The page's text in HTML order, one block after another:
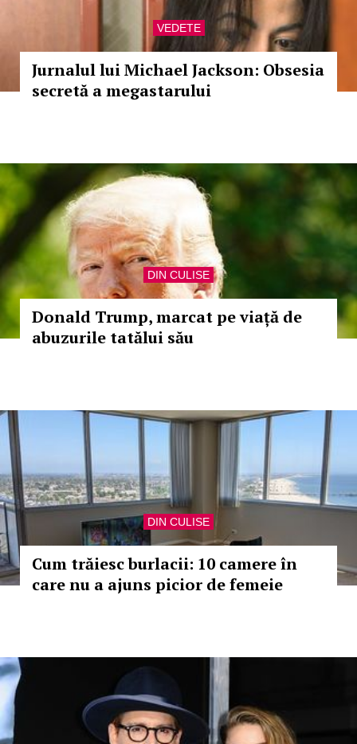
VEDETE
Jurnalul lui Michael Jackson: Obsesia
secretă a megastarului
DIN CULISE
Donald Trump, marcat pe viață de
abuzurile tatălui său
DIN CULISE
Cum trăiesc burlacii: 10 camere în
care nu a ajuns picior de femeie